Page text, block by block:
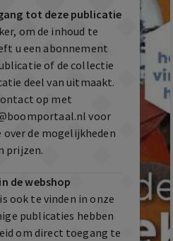
tot deze publicatie
om de inhoud te
u een abonnement
of de collectie
deel van uitmaakt.
op met
voor
de mogelijkheden
prijzen.
de webshop
ook te vinden in onze
publicaties hebben
om direct toegang te